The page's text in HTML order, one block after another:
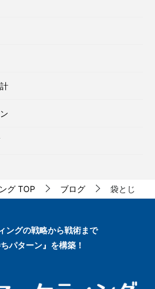
グ TOP ブログ 袋とじ
ングの戦略から戦術まで
パターン』を構築！